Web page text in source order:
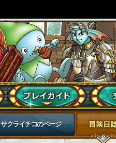
サクライチコのページ